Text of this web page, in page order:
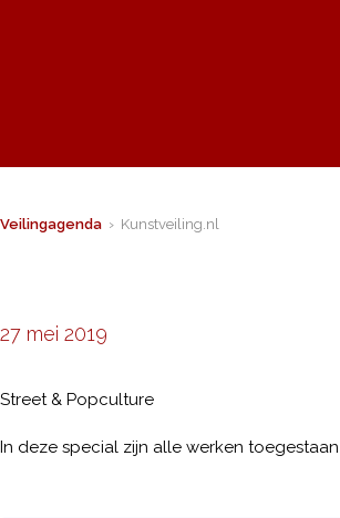
Veilingagenda › Kunstveiling.nl
27 mei 2019
Street & Popculture
In deze special zijn alle werken